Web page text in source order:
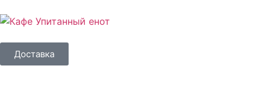
Доставка